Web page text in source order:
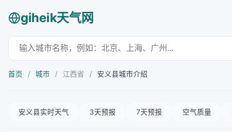
giheik天气网
首页 / 城市 / 江西省 / 安义县城市介绍
安义县实时天气 3天预报 7天预报 空气质量